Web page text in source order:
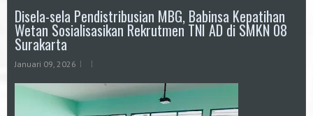
Disela-sela Pendistribusian MBG, Babinsa Kepatihan
Wetan Sosialisasikan Rekrutmen TNI AD di SMKN 08
Surakarta
Januari 09, 2026